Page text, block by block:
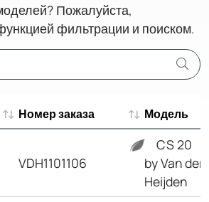
Пожалуйста,
фильтрации и поиском.
Номер заказа
Модель
Модель
VDH1101106
CS 20
by Van der
Heijden